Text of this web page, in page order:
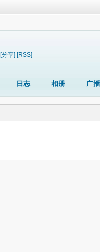
[分享] [RSS]
日志 相册 广播